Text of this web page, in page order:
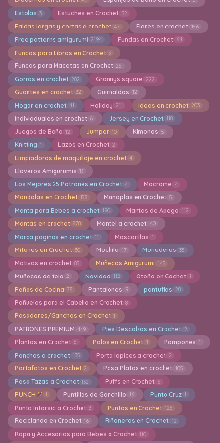
Estolas 3 Estuches en Crochet 32
Faldas largas y cortas a crochet 47 Flores en crochet 156
Free patterns amigurumi 2194 Fundas en Crochet 64
Fundas para Libros en Crochet 3
Fundas para Macetas en Crochet 25
Gorros en crochet 282 Grannys square 222
Guantes en crochet 32 Guirnaldas 12
Hogar en crochet 41 Holiday 211 Ideas en crochet 203
Indiviaduales en crochet 6 Jersey en Crochet 118
Juegos de Baño 12 Jumper 10 Kimonos 5
Knitting 1 Lazos en Crochet 2
Limpiadoras de maquillaje en crochet 4
Llaveros Amigurumis 13
Los Mejores 25 Patrones en Crochet 4 Macrame 4
Mandalas en Crochet 158 Manoplas en Crochet 5
Manta para Bebes a crochet 190 Mantas de Apego 112
Mantas en crochet 878 Mantel a crochet 40
Marca paginas en crochet 11 Mascarillas 1
Mitones en Crochet 30 Mochila 17 Monederos 35
Motivos en crochet 85 Muñecas Amigurumi 145
Muñecas de tela 2 Navidad 112 Otoño en Cochet 1
Paños de Cocina 78 Pantalones 9 pantuflas 28
Pañuelos para el Cabello en Crochet 8
Pasadores/Ganchos en Crochet 1
PATRONES PREMIUM 449 Pies Descalzos en Crochet 2
Plantas en Crochet 5 Polos en Crochet 1 Pompones 1
Ponchos a crochet 135 Porta lapices a crochet 2
Portafotos en Crochet 2 Posa Platos en crochet 105
Posa Tazas a Crochet 132 Puffs en Crochet 5
PUNCH 1 Puntillas de Ganchillo 16 Punto Cruz 1
Punto Intarsia a Crochet 3 Puntos en Crochet 125
Reciclando en Crochet 16 Riñoneras en Crochet 12
Ropa y Accesorios para Bebes a Crochet 110